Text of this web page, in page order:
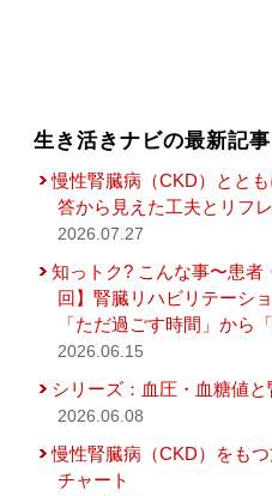
生き活きナビの最新記事
慢性腎臓病（CKD）とと
答から見えた工夫とリフ
2026.07.27
知っトク? こんな事〜患者
回】腎臓リハビリテーシ
「ただ過ごす時間」から
2026.06.15
シリーズ：血圧・血糖値
2026.06.08
慢性腎臓病（CKD）をも
チャート